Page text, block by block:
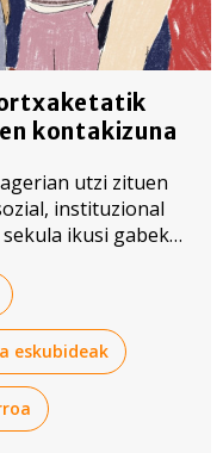
kontakizuna
utzi zituen
instituzional
ikusi gabeko
eskubideak